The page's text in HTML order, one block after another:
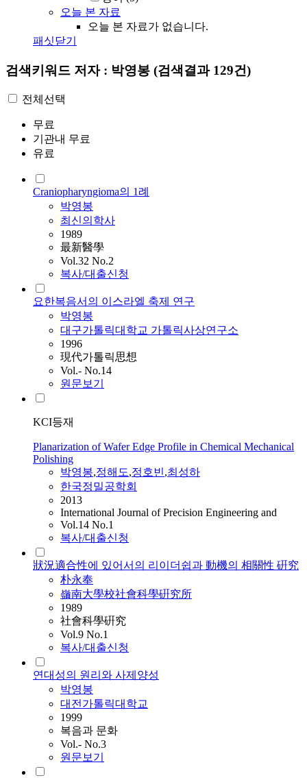
오늘 본 자료
오늘 본 자료가 없습니다.
패싯닫기
검색키워드 저자 : 박영봉 (검색결과 129건)
전체선택
무료
기관내 무료
유료
Craniopharyngioma의 1례
박영봉
최신의학사
1989
最新醫學
Vol.32 No.2
복사/대출신청
요한복음서의 이스라엘 축제 연구
박영봉
대구가톨릭대학교 가톨릭사상연구소
1996
現代가톨릭思想
Vol.- No.14
원문보기
KCI등재
Planarization of Wafer Edge Profile in Chemical Mechanical
Polishing
박영봉,정해도,정호빈,최성하
한국정밀공학회
2013
International Journal of Precision Engineering and
Vol.14 No.1
복사/대출신청
狀況適合性에 있어서의 리이더쉽과 動機의 相關性 硏究
朴永奉
嶺南大學校社會科學硏究所
1989
社會科學硏究
Vol.9 No.1
복사/대출신청
연대성의 원리와 사제양성
박영봉
대전가톨릭대학교
1999
복음과 문화
Vol.- No.3
원문보기